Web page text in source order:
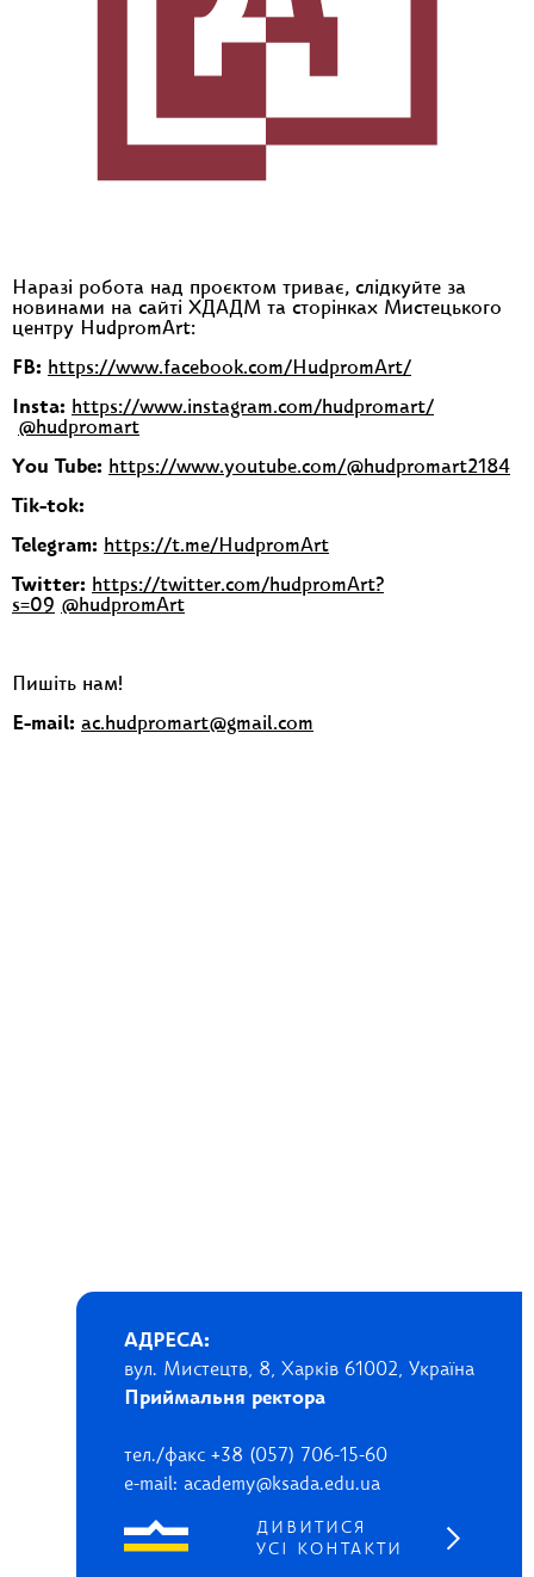
Наразі робота над проєктом триває, слідкуйте за
новинами на сайті ХДАДМ та сторінках Мистецького
центру HudpromArt:
FB: https://www.facebook.com/HudpromArt/
Insta: https://www.instagram.com/hudpromart/
@hudpromart
You Tube: https://www.youtube.com/@hudpromart2184
Tik-tok:
Telegram: https://t.me/HudpromArt
Twitter: https://twitter.com/hudpromArt?
s=09 @hudpromArt
Пишіть нам!
E-mail: ac.hudpromart@gmail.com
АДРЕСА:
вул. Мистецтв, 8, Харків 61002, Україна
Приймальня ректора
тел./факс +38 (057) 706-15-60
e-mail: academy@ksada.edu.ua
ДИВИТИСЯ
УСІ КОНТАКТИ